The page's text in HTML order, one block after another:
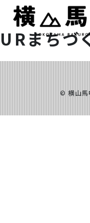
URまちづ
©️ 横山馬